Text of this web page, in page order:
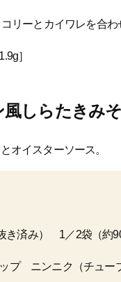
リーとカイワレを合わ
］
しらたきみ
オイスターソース。
き済み） 1／2袋（約
プ ニンニク（チュー